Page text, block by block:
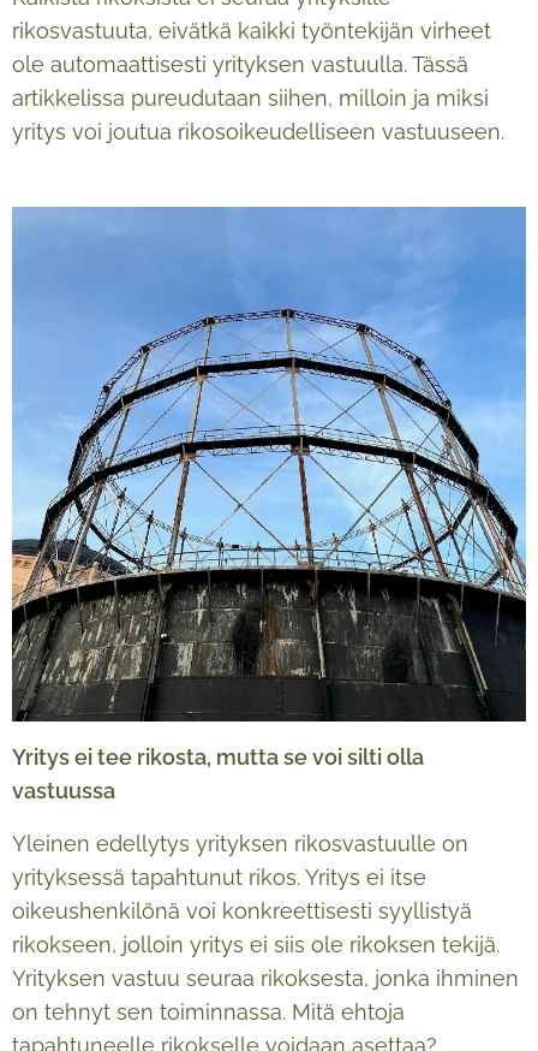
rikosvastuuta, eivätkä kaikki työntekijän virheet
ole automaattisesti yrityksen vastuulla. Tässä
artikkelissa pureudutaan siihen, milloin ja miksi
yritys voi joutua rikosoikeudelliseen vastuuseen.
Yritys ei tee rikosta, mutta se voi silti olla
vastuussa
Yleinen edellytys yrityksen rikosvastuulle on
yrityksessä tapahtunut rikos. Yritys ei itse
oikeushenkilönä voi konkreettisesti syyllistyä
rikokseen, jolloin yritys ei siis ole rikoksen tekijä.
Yrityksen vastuu seuraa rikoksesta, jonka ihminen
on tehnyt sen toiminnassa. Mitä ehtoja
tapahtuneelle rikokselle voidaan asettaa?